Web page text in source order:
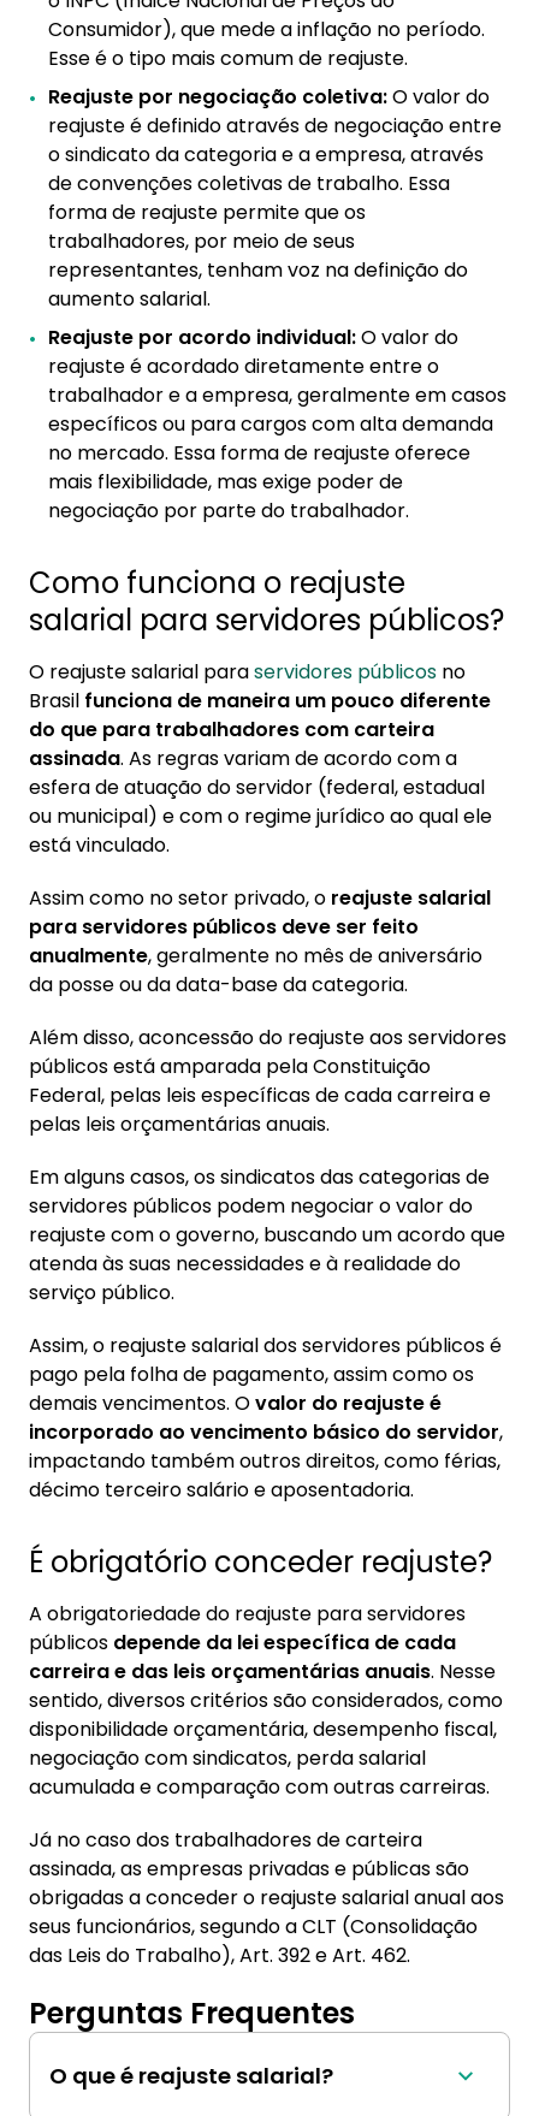
Consumidor), que mede a inflação no período.
Esse é o tipo mais comum de reajuste.
Reajuste por negociação coletiva:O valor do
reajuste é definido através de negociação entre
o sindicato da categoria e a empresa, através
de convenções coletivas de trabalho. Essa
forma de reajuste permite que os
trabalhadores, por meio de seus
representantes, tenham voz na definição do
aumento salarial.
Reajuste por acordo individual:O valor do
reajuste é acordado diretamente entre o
trabalhador e a empresa, geralmente em casos
específicos ou para cargos com alta demanda
no mercado. Essa forma de reajuste oferece
mais flexibilidade, mas exige poder de
negociação por parte do trabalhador.
Como funciona o reajuste
salarial para servidores públicos?
O reajuste salarial paraservidores públicos no
Brasil funciona de maneira um pouco diferente
do que para trabalhadores com carteira
assinada. As regras variam de acordo com a
esfera de atuação do servidor (federal, estadual
ou municipal) e com o regime jurídico ao qual ele
está vinculado.
Assim como no setor privado, o reajuste salarial
para servidores públicos deve ser feito
anualmente, geralmente no mês de aniversário
da posse ou da data-base da categoria.
Além disso, aconcessão do reajuste aos servidores
públicos está amparada pela Constituição
Federal, pelas leis específicas de cada carreira e
pelas leis orçamentárias anuais.
Em alguns casos, os sindicatos das categorias de
servidores públicos podem negociar o valor do
reajuste com o governo, buscando um acordo que
atenda às suas necessidades e à realidade do
serviço público.
Assim, o reajuste salarial dos servidores públicos é
pago pela folha de pagamento, assim como os
demais vencimentos. Ovalor do reajuste é
incorporado ao vencimento básico do servidor,
impactando também outros direitos, como férias,
décimo terceiro salário e aposentadoria.
É obrigatório conceder reajuste?
A obrigatoriedade do reajuste para servidores
públicos depende da lei específica de cada
carreira e das leis orçamentárias anuais. Nesse
sentido, diversos critérios são considerados, como
disponibilidade orçamentária, desempenho fiscal,
negociação com sindicatos, perda salarial
acumulada e comparação com outras carreiras.
Já no caso dos trabalhadores de carteira
assinada, as empresas privadas e públicas são
obrigadas a conceder o reajuste salarial anual aos
seus funcionários, segundo a CLT (Consolidação
das Leis do Trabalho), Art. 392 e Art. 462.
Perguntas Frequentes
O que é reajuste salarial?